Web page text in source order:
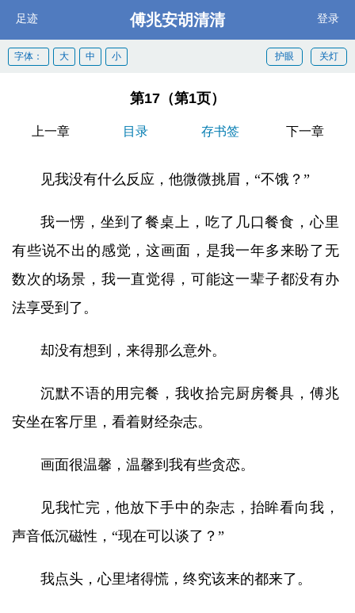
足迹 傅兆安胡清清 登录
关灯
护眼
字体： 大 中 小
第17（第1页）
上一章 目录 存书签 下一章
见我没有什么反应，他微微挑眉，“不饿？”
我一愣，坐到了餐桌上，吃了几口餐食，心里
有些说不出的感觉，这画面，是我一年多来盼了无
数次的场景，我一直觉得，可能这一辈子都没有办
法享受到了。
却没有想到，来得那么意外。
沉默不语的用完餐，我收拾完厨房餐具，傅兆
安坐在客厅里，看着财经杂志。
画面很温馨，温馨到我有些贪恋。
见我忙完，他放下手中的杂志，抬眸看向我，
声音低沉磁性，“现在可以谈了？”
我点头，心里堵得慌，终究该来的都来了。